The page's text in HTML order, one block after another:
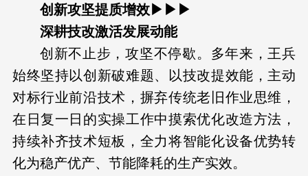
创新攻坚提质增效▶▶▶
深耕技改激活发展动能
创新不止步，攻坚不停歇。多年来，王兵
始终坚持以创新破难题、以技改提效能，主动
对标行业前沿技术，摒弃传统老旧作业思维，
在日复一日的实操工作中摸索优化改造方法，
持续补齐技术短板，全力将智能化设备优势转
化为稳产优产、节能降耗的生产实效。